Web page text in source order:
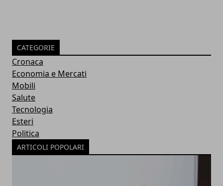
CATEGORIE
Cronaca
Economia e Mercati
Mobili
Salute
Tecnologia
Esteri
Politica
ARTICOLI POPOLARI